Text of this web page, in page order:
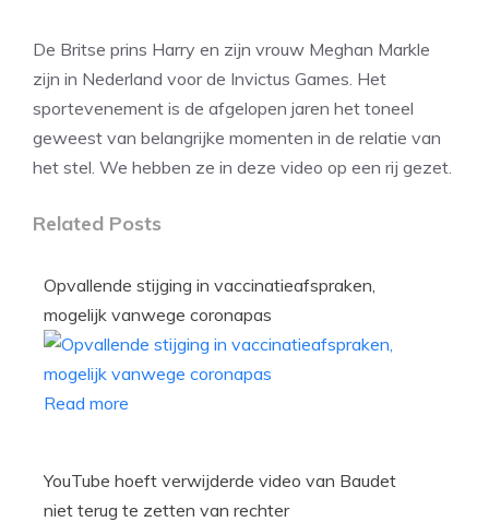
De Britse prins Harry en zijn vrouw Meghan Markle
zijn in Nederland voor de Invictus Games. Het
sportevenement is de afgelopen jaren het toneel
geweest van belangrijke momenten in de relatie van
het stel. We hebben ze in deze video op een rij gezet.
Related Posts
Opvallende stijging in vaccinatieafspraken,
mogelijk vanwege coronapas
Read more
YouTube hoeft verwijderde video van Baudet
niet terug te zetten van rechter